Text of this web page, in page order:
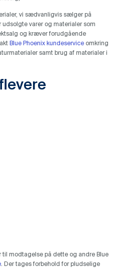
vi sædvanligvis sælger på
varer og materialer som
og kræver forudgående
Blue Phoenix kundeservice omkring
samt brug af materialer i
modtagelse på dette og andre Blue
. Der tages forbehold for pludselige